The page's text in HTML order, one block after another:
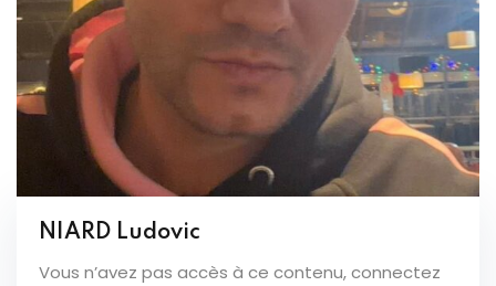
NIARD Ludovic
Vous n’avez pas accès à ce contenu, connectez